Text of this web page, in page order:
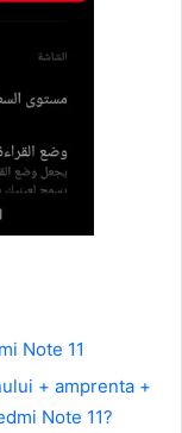
Note 11
+ amprenta +
Note 11?